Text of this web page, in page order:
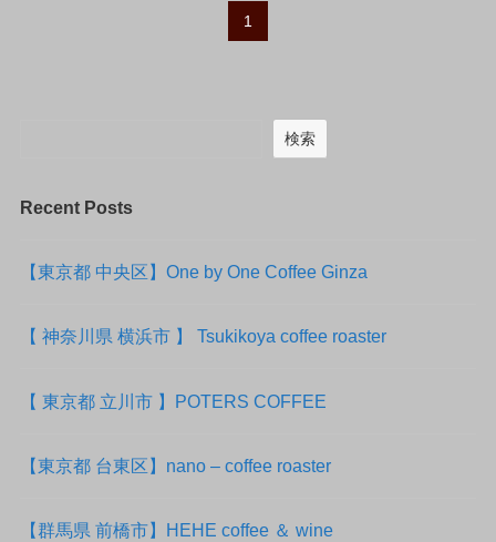
1
検索
Recent Posts
【東京都 中央区】One by One Coffee Ginza
【 神奈川県 横浜市 】 Tsukikoya coffee roaster
【 東京都 立川市 】POTERS COFFEE
【東京都 台東区】nano – coffee roaster
【群馬県 前橋市】HEHE coffee ＆ wine